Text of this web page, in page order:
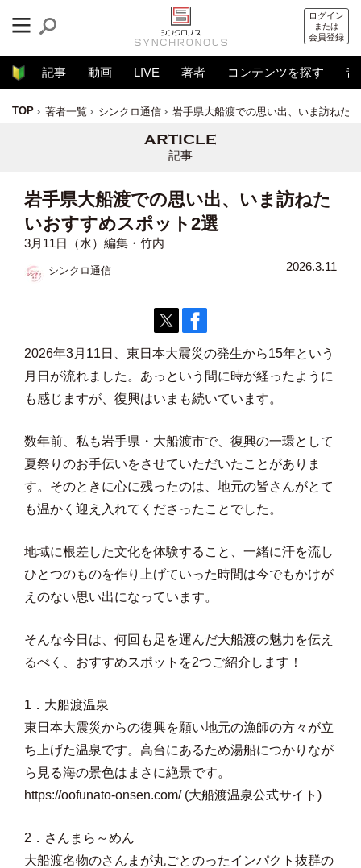
ログイン
または
会員登録
記事 動画 LIVE 著者 コンテンツを探す 音
TOP 著者一覧 シンクロ通信 岩手県大船渡での思い出、いま訪ねた
記事
岩手県大船渡での思い出、いま訪ねた
いおすすめスポット2選
3月11日（水）編集・竹内
シンクロ通信 2026.3.11
2026年3月11日、東日本大震災の発生から15年という
月日が流れました。あっという間に時が経ったように
も感じますが、復興はいまも続いています。
数年前、私も岩手県・大船渡市で、復興の一環として
夏祭りのお手伝いをさせていただいたことがありま
す。そのときに心に残ったのは、地元の皆さんがとて
も温かく迎え入れてくださったことでした。
地域に根差した文化を体験すること、一緒に汗を流し
ひとつのものを作り上げていった時間は今でもかけが
えのない思い出になっています。
そんな今日は、何回も足を運んだ大船渡の魅力を伝え
るべく、おすすめスポットを2つご紹介します！
1．大船渡温泉
東日本大震災からの復興を願い地元の漁師の方々が立
ち上げた温泉です。高台にあるため湯船につかりなが
ら見る海の景色はまさに絶景です。
https://oofunato-onsen.com/ (大船渡温泉公式サイト)
2．さんまら～めん
大船渡名物のさんまが丸ごとのったインパクト抜群の